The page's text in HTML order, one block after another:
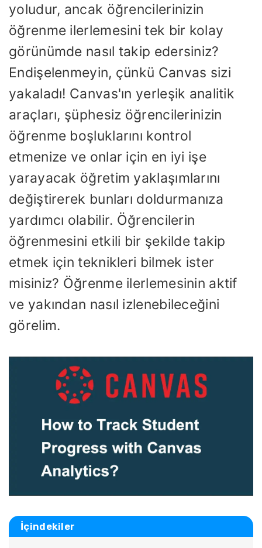
yoludur, ancak öğrencilerinizin
öğrenme ilerlemesini tek bir kolay
görünümde nasıl takip edersiniz?
Endişelenmeyin, çünkü Canvas sizi
yakaladı! Canvas'ın yerleşik analitik
araçları, şüphesiz öğrencilerinizin
öğrenme boşluklarını kontrol
etmenize ve onlar için en iyi işe
yarayacak öğretim yaklaşımlarını
değiştirerek bunları doldurmanıza
yardımcı olabilir. Öğrencilerin
öğrenmesini etkili bir şekilde takip
etmek için teknikleri bilmek ister
misiniz? Öğrenme ilerlemesinin aktif
ve yakından nasıl izlenebileceğini
görelim.
İçindekiler